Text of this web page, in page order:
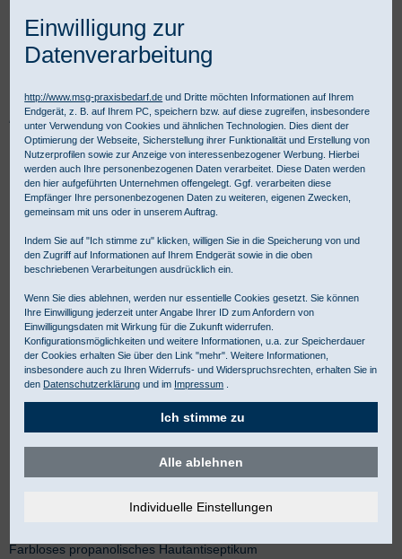
Praxisbedarf Shop Hygiene Desinfektion
Hautdesinfektion
Cutasept F
Farbloses propanolisches Hautantiseptikum
Einwilligung zur
Datenverarbeitung
http://www.msg-praxisbedarf.de und Dritte möchten Informationen auf Ihrem
Endgerät, z. B. auf Ihrem PC, speichern bzw. auf diese zugreifen, insbesondere
unter Verwendung von Cookies und ähnlichen Technologien. Dies dient der
Optimierung der Webseite, Sicherstellung ihrer Funktionalität und Erstellung von
Nutzerprofilen sowie zur Anzeige von interessenbezogener Werbung. Hierbei
werden auch Ihre personenbezogenen Daten verarbeitet. Diese Daten werden
den hier aufgeführten Unternehmen offengelegt. Ggf. verarbeiten diese
Empfänger Ihre personenbezogenen Daten zu weiteren, eigenen Zwecken,
gemeinsam mit uns oder in unserem Auftrag.
Indem Sie auf "Ich stimme zu" klicken, willigen Sie in die Speicherung von und
den Zugriff auf Informationen auf Ihrem Endgerät sowie in die oben
beschriebenen Verarbeitungen ausdrücklich ein.
Wenn Sie dies ablehnen, werden nur essentielle Cookies gesetzt. Sie können
Ihre Einwilligung jederzeit unter Angabe Ihrer ID zum Anfordern von
Einwilligungsdaten mit Wirkung für die Zukunft widerrufen.
Konfigurationsmöglichkeiten und weitere Informationen, u.a. zur Speicherdauer
der Cookies erhalten Sie über den Link "mehr". Weitere Informationen,
insbesondere auch zu Ihren Widerrufs- und Widerspruchsrechten, erhalten Sie in
den Datenschutzerklärung und im Impressum
Ich stimme zu
Alle ablehnen